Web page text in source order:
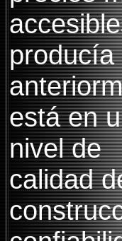
producía
está en
nivel de
calidad